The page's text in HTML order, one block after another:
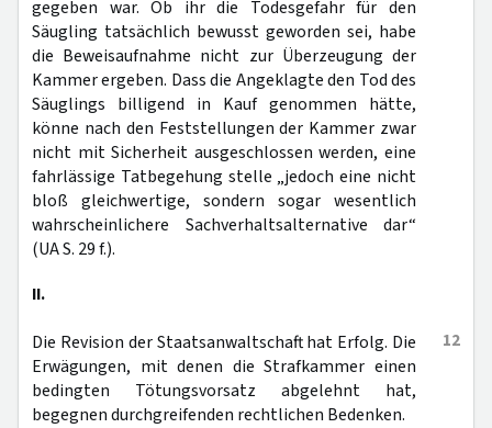
gegeben war. Ob ihr die Todesgefahr für den
Säugling tatsächlich bewusst geworden sei, habe
die Beweisaufnahme nicht zur Überzeugung der
Kammer ergeben. Dass die Angeklagte den Tod des
Säuglings billigend in Kauf genommen hätte,
könne nach den Feststellungen der Kammer zwar
nicht mit Sicherheit ausgeschlossen werden, eine
fahrlässige Tatbegehung stelle „jedoch eine nicht
bloß gleichwertige, sondern sogar wesentlich
wahrscheinlichere Sachverhaltsalternative dar“
(UA S. 29 f.).
II.
12
Die Revision der Staatsanwaltschaft hat Erfolg. Die
Erwägungen, mit denen die Strafkammer einen
bedingten Tötungsvorsatz abgelehnt hat,
begegnen durchgreifenden rechtlichen Bedenken.